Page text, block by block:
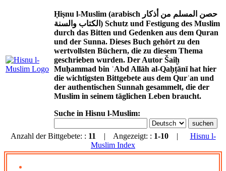
Ḥiṣnu l-Muslim (arabisch حصن المسلم من أذكار
الكتاب والسنة) Schutz und Festigung des Muslim
durch das Bitten und Gedenken aus dem Quran
und der Sunna. Dieses Buch gehört zu den
wertvollsten Büchern, die zu diesem Thema
geschrieben wurden. Der Autor Šaiḫ
Muḥammad bin ʿAbd Allāh al-Qaḥṭānī hat hier
die wichtigsten Bittgebete aus dem Qurʾan und
der authentischen Sunnah gesammelt, die der
Muslim in seinem täglichen Leben braucht.
Suche in Hisnu l-Muslim:
Anzahl der Bittgebete: : 11 | Angezeigt: : 1-10 | Hisnu l-
Muslim Index